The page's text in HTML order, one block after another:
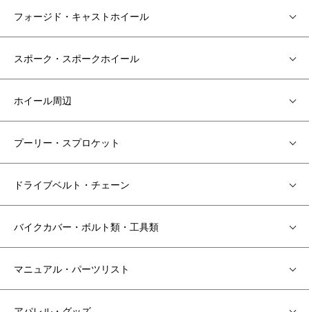
フォージド・キャストホイール
スポーク・スポークホイール
ホイール周辺
プーリー・スプロケット
ドライブベルト・チェーン
バイクカバー・ボルト類・工具類
マニュアル・パーツリスト